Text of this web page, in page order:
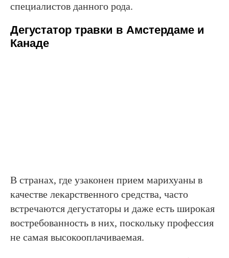
специалистов данного рода.
Дегустатор травки в Амстердаме и
Канаде
В странах, где узаконен прием марихуаны в
качестве лекарственного средства, часто
встречаются дегустаторы и даже есть широкая
востребованность в них, поскольку профессия
не самая высокооплачиваемая.